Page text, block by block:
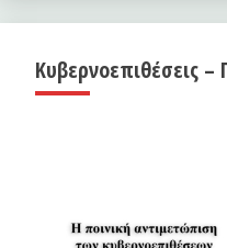
Κυβερνοεπιθέσεις –